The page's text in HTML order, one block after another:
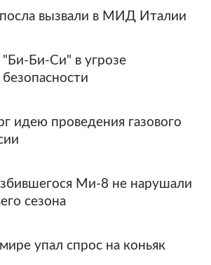
посла вызвали в МИД Италии
Би-Си" в угрозе
идею проведения газового
Ми-8 не нарушали
сезона
упал спрос на коньяк